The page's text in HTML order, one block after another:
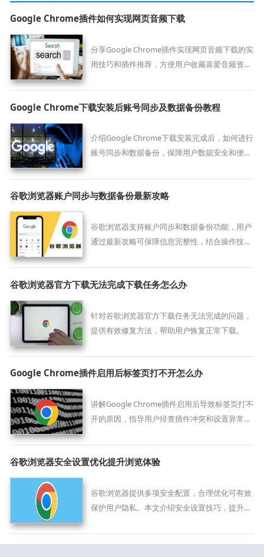
Google Chrome插件如何实现网页音频下载
分享Google Chrome插件实现网页音频下载的实
用技巧和插件推荐，方便用户收藏喜爱音频资
Google Chrome下载安装后账号同步及数据备份教程
介绍Google Chrome下载安装完成后，如何进行
账号同步和数据备份，保障用户数据安全和便捷
谷歌浏览器账户同步与数据备份最新攻略
谷歌浏览器支持账户同步和数据备份功能，用户
通过最新攻略可保障信息完整性，结合操作技巧
全性。
谷歌浏览器官方下载无法完成下载任务怎么办
针对谷歌浏览器官方下载任务无法完成的问题，
提供有效修复方法，帮助用户恢复正常下载。
Google Chrome插件启用后标签页打不开怎么办
讲解Google Chrome插件启用后导致标签页打不
开的原因，指导用户排查插件冲突和设置异常，
览器的正常使用体验。
谷歌浏览器安全设置优化提升浏览体验
谷歌浏览器提供多项安全配置，合理优化可有效
保护用户隐私。本文介绍安全设置技巧，提升上